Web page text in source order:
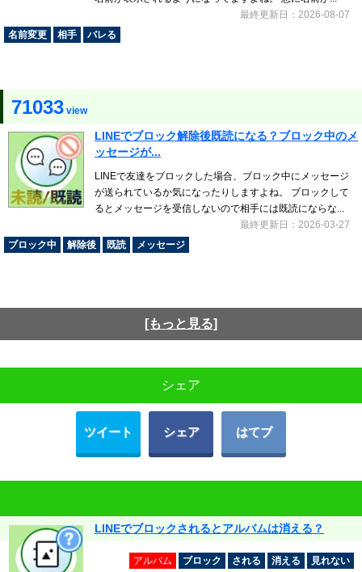
最終更新日：2026-08-07
名前変更
相手 バレる
71033 view
LINEでブロック解除後既読になる？ブロック中のメ
ッセージが...
LINEで友達をブロックした場合、ブロック中にメッセージ
が送られているか気になったりしますよね。 ブロックして
るとメッセージを受信しないので相手には既読にならな...
最終更新日：2026-03-27
ブロック中
解除後 既読 メッセージ
[もっと見る]
シェア
ツイート シェア はてブ
LINEでブロックされるとアルバムは消える？
アルバム ブロック される 消える 見れない